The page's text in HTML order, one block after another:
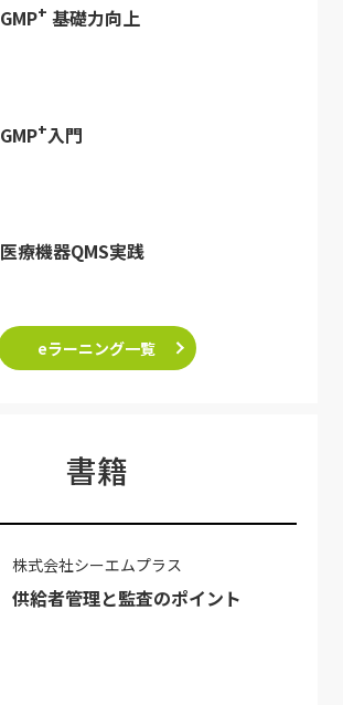
GMP+ 基礎力向上
GMP+入門
医療機器QMS実践
eラーニング一覧
書籍
株式会社シーエムプラス
供給者管理と監査のポイント